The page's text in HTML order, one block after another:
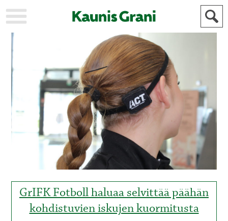
STADEN
AJANKOHTAISTA
AKTUELLT
URHEILU
IDROTT
KULTTUURI
KULTUR
HISTORIA
HISTORIA
YLEINEN
ALLMÄN
MAINOSTAJILLE
FÖR
ANNONSÖRER
GrIFK Fotboll haluaa selvittää päähän
kohdistuvien iskujen kuormitusta